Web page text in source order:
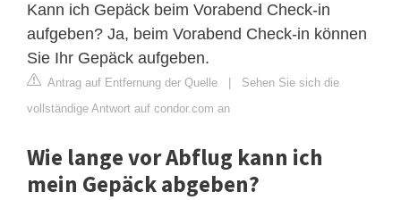
Kann ich Gepäck beim Vorabend Check-in
aufgeben? Ja, beim Vorabend Check-in können
Sie Ihr Gepäck aufgeben.
Antrag auf Entfernung der Quelle
Sehen Sie sich die
vollständige Antwort auf condor.com an
Wie lange vor Abflug kann ich
mein Gepäck abgeben?